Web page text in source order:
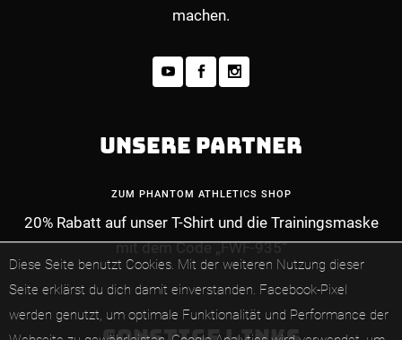
Diese Seite benutzt Cookies. Mit der weiteren Nutzung dieser
Seite erklärst du dich damit einverstanden. Facebook-Pixel
werden genutzt, um optimale Funktionalität und Performance der
MEHR INFOS ZUM PREMIUM-
machen.
UNSERE PARTNER
ZUM PHANTOM ATHLETICS SHOP
20% Rabatt auf unser T-Shirt und die Trainingsmaske
mit dem Code „FWF-935“